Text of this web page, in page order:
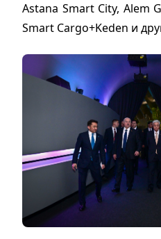
Astana Smart City, Alem
Smart Cargo+Keden и